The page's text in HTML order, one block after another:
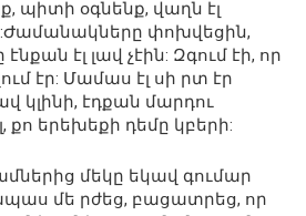
պիտի օգնենք, վաղն էլ
փոխվեցին,
էլ լավ չէին: Զգում էի, որ
էր: Մամաս էլ սի րտ էր
կլինի, էդքան մարդու
քո երեխեքի դեմը կբերի:
մեկը եկավ գումար
մե րժեց, բացատրեց, որ